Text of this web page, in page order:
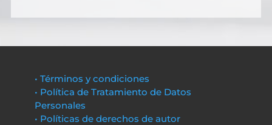
• Términos y condiciones
• Política de Tratamiento de Datos
Personales
• Políticas de derechos de autor